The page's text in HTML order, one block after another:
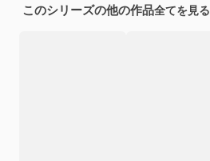
このシリーズの他の作品全てを見る